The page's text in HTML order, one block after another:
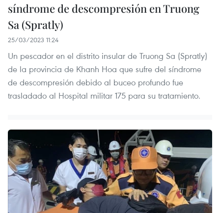
síndrome de descompresión en Truong
Sa (Spratly)
25/03/2023 11:24
Un pescador en el distrito insular de Truong Sa (Spratly)
de la provincia de Khanh Hoa que sufre del síndrome
de descompresión debido al buceo profundo fue
trasladado al Hospital militar 175 para su tratamiento.